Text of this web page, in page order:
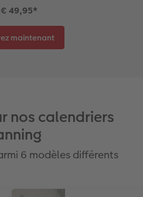
€ 49,95*
maintenant
nos calendriers
6 modèles différents